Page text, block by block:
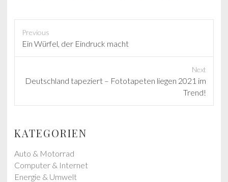
Previous
P
r
p
o
Ein Würfel, der Eindruck macht
Next
N
x
p
o
s
t
:
Deutschland tapeziert – Fototapeten liegen 2021 im
Trend!
KATEGORIEN
Auto & Motorrad
Computer & Internet
Energie & Umwelt